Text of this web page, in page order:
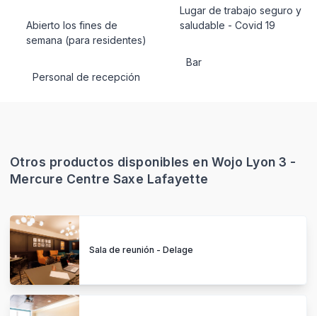
Abierto los fines de
semana (para residentes)
Personal de recepción
Lugar de trabajo seguro y
saludable - Covid 19
Bar
Otros productos disponibles en Wojo Lyon 3 -
Mercure Centre Saxe Lafayette
Sala de reunión - Delage